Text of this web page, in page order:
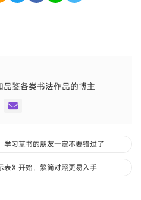
鉴各类书法作品的博主
学习草书的朋友一定不要错过了
表》开始，繁简对照更易入手